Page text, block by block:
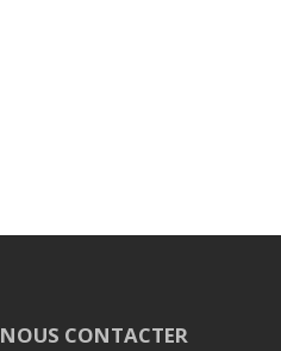
NOUS CONTACTER